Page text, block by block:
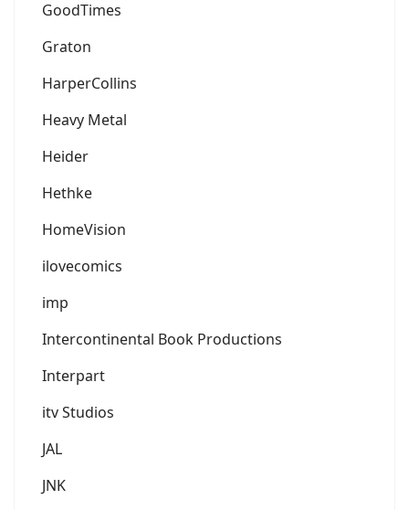
GoodTimes
Graton
HarperCollins
Heavy Metal
Heider
Hethke
HomeVision
ilovecomics
imp
Intercontinental Book Productions
Interpart
itv Studios
JAL
JNK